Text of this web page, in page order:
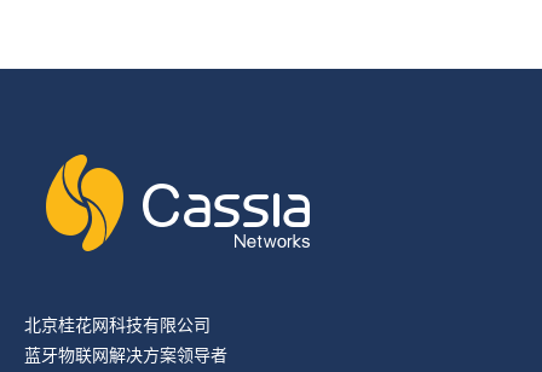
北京桂花网科技有限公司
蓝牙物联网解决方案领导者